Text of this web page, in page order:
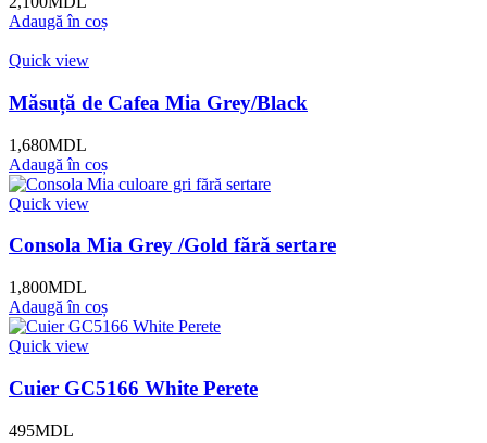
Adaugă în coș
Quick view
Măsuță de Cafea Mia Grey/Black
1,680MDL
Adaugă în coș
Quick view
Consola Mia Grey /Gold fără sertare
1,800MDL
Adaugă în coș
Quick view
Cuier GC5166 White Perete
495MDL